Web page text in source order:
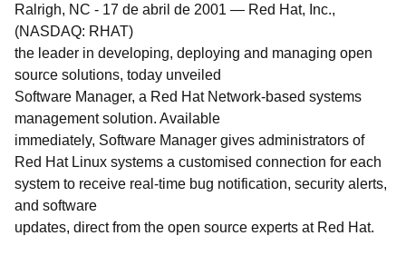
Ralrigh, NC - 17 de abril de 2001 — Red Hat, Inc.,
(NASDAQ: RHAT)
the leader in developing, deploying and managing open
source solutions, today unveiled
Software Manager, a Red Hat Network-based systems
management solution. Available
immediately, Software Manager gives administrators of
Red Hat Linux systems a customised connection for each
system to receive real-time bug notification, security alerts,
and software
updates, direct from the open source experts at Red Hat.